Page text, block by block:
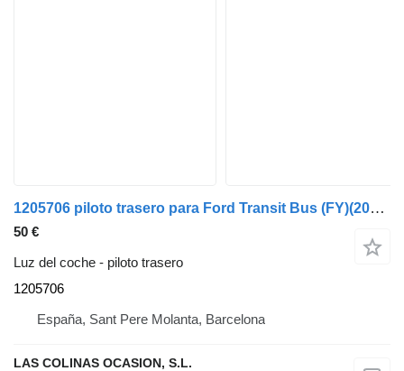
1205706 piloto trasero para Ford Transit Bus (FY)(2000->) furgoneta
50 €
Luz del coche - piloto trasero
1205706
España, Sant Pere Molanta, Barcelona
LAS COLINAS OCASION, S.L.